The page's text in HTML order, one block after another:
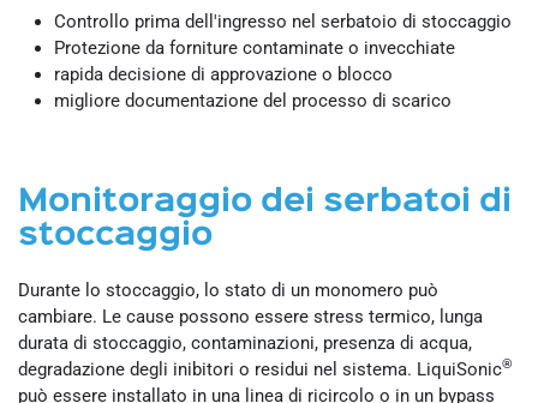
Controllo prima dell'ingresso nel serbatoio di stoccaggio
Protezione da forniture contaminate o invecchiate
rapida decisione di approvazione o blocco
migliore documentazione del processo di scarico
Monitoraggio dei serbatoi di
stoccaggio
Durante lo stoccaggio, lo stato di un monomero può
cambiare. Le cause possono essere stress termico, lunga
durata di stoccaggio, contaminazioni, presenza di acqua,
degradazione degli inibitori o residui nel sistema. LiquiSonic®
può essere installato in una linea di ricircolo o in un bypass